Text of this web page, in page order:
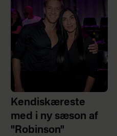
Kendiskæreste
med i ny sæson af
"Robinson"